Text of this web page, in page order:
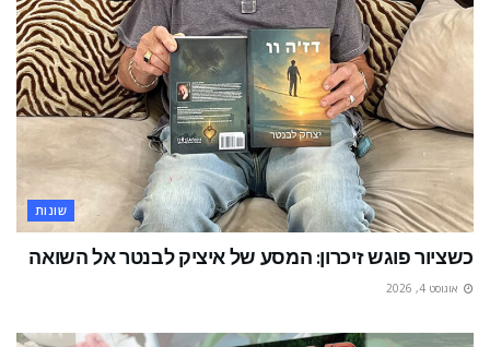
שונות
כשציור פוגש זיכרון: המסע של איציק לבנטר אל השואה
אוגוסט 4, 2026